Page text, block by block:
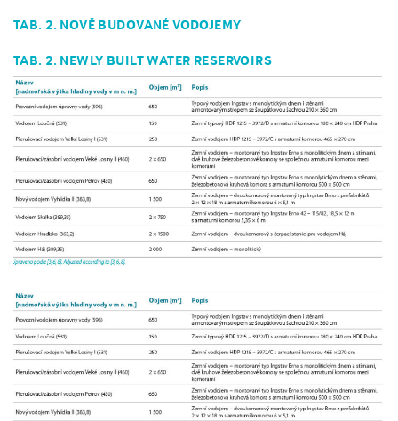
TAB. 2. NOVĚ BUDOVANÉ VODOJEMY
TAB. 2. NEWLY BUILT WATER RESERVOIRS